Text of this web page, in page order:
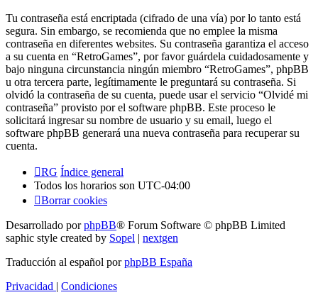
Tu contraseña está encriptada (cifrado de una vía) por lo tanto está
segura. Sin embargo, se recomienda que no emplee la misma
contraseña en diferentes websites. Su contraseña garantiza el acceso
a su cuenta en “RetroGames”, por favor guárdela cuidadosamente y
bajo ninguna circunstancia ningún miembro “RetroGames”, phpBB
u otra tercera parte, legítimamente le preguntará su contraseña. Si
olvidó la contraseña de su cuenta, puede usar el servicio “Olvidé mi
contraseña” provisto por el software phpBB. Este proceso le
solicitará ingresar su nombre de usuario y su email, luego el
software phpBB generará una nueva contraseña para recuperar su
cuenta.
RG Índice general
Todos los horarios son UTC-04:00
Borrar cookies
Desarrollado porphpBB® Forum Software © phpBB Limited
saphic style created by Sopel | nextgen
Traducción al español porphpBB España
Privacidad | Condiciones